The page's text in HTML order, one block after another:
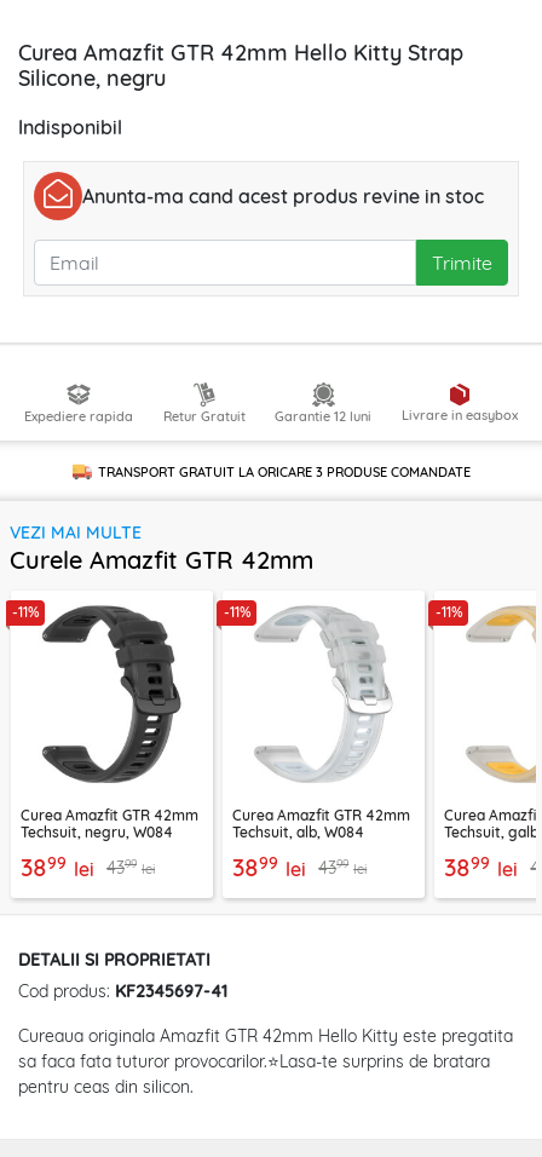
Curea Amazfit GTR 42mm Hello Kitty Strap
Silicone, negru
Indisponibil
Anunta-ma cand acest produs revine in stoc
Trimite
Expediere rapida Retur Gratuit Garantie 12 luni Livrare in easybox
TRANSPORT GRATUIT LA ORICARE 3 PRODUSECOMANDATE
VEZI MAI MULTE
Curele Amazfit GTR 42mm
-11%
Curea Amazfit GTR 42mm
Techsuit, negru, W084
3899 lei 4399 lei
-11%
Curea Amazfit GTR 42mm
Techsuit, alb, W084
3899 lei 4399 lei
-11%
Curea
Techsuit,
3899 lei
DETALII SI PROPRIETATI
Cod produs: KF2345697-41
Cureaua originala Amazfit GTR 42mm Hello Kitty este pregatita
sa faca fata tuturor provocarilor.⭐Lasa-te surprins de bratara
pentru ceas din silicon.